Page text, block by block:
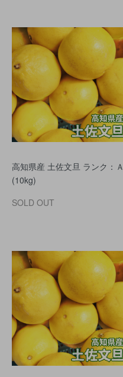
高知県産 土佐文旦 ランク：Ａ
(10kg)
SOLD OUT